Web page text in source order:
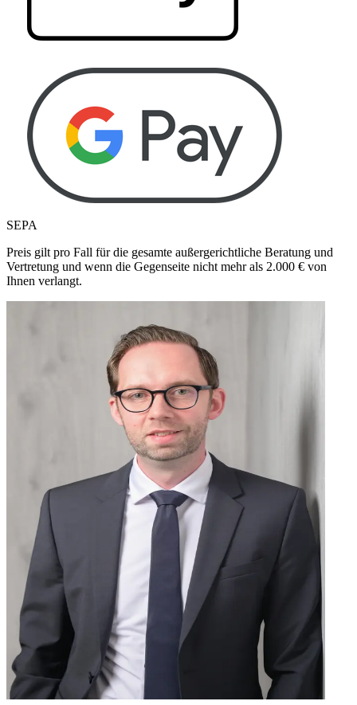
SEPA
Preis gilt pro Fall für die gesamte außergerichtliche Beratung und
Vertretung und wenn die Gegenseite nicht mehr als 2.000 € von
Ihnen verlangt.